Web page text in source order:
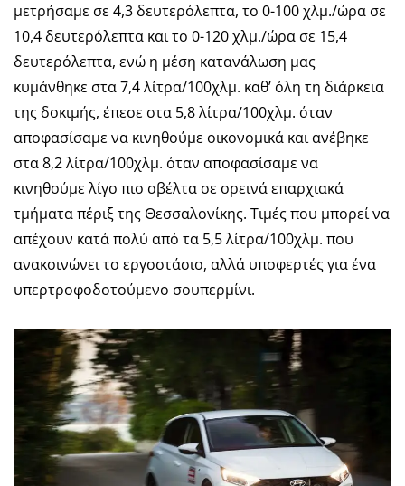
μετρήσαμε σε 4,3 δευτερόλεπτα, το 0-100 χλμ./ώρα σε
10,4 δευτερόλεπτα και το 0-120 χλμ./ώρα σε 15,4
δευτερόλεπτα, ενώ η μέση κατανάλωση μας
κυμάνθηκε στα 7,4 λίτρα/100χλμ. καθ’ όλη τη διάρκεια
της δοκιμής, έπεσε στα 5,8 λίτρα/100χλμ. όταν
αποφασίσαμε να κινηθούμε οικονομικά και ανέβηκε
στα 8,2 λίτρα/100χλμ. όταν αποφασίσαμε να
κινηθούμε λίγο πιο σβέλτα σε ορεινά επαρχιακά
τμήματα πέριξ της Θεσσαλονίκης. Τιμές που μπορεί να
απέχουν κατά πολύ από τα 5,5 λίτρα/100χλμ. που
ανακοινώνει το εργοστάσιο, αλλά υποφερτές για ένα
υπερτροφοδοτούμενο σουπερμίνι.